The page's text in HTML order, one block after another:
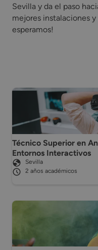
Sevilla y da el paso
mejores instalaciones
esperamos!
Técnico Superior en
Entornos Interactivos
Sevilla
2 años académicos